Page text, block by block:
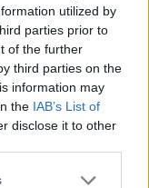
utilized by
parties prior to
of the further
third parties on the
information may
the IAB’s List of
disclose it to other
του, καθώς
Δυτικού
ιούς